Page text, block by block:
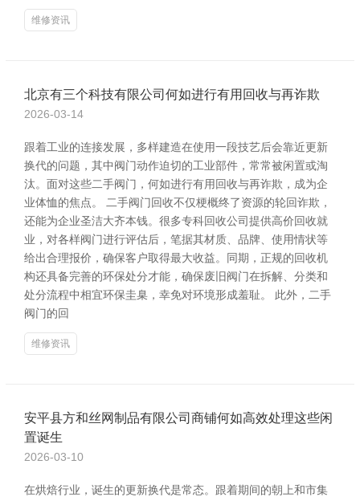
维修资讯
北京有三个科技有限公司何如进行有用回收与再诈欺
2026-03-14
跟着工业的连接发展，多样建造在使用一段技艺后会靠近更新
换代的问题，其中阀门动作迫切的工业部件，常常被闲置或淘
汰。面对这些二手阀门，何如进行有用回收与再诈欺，成为企
业体恤的焦点。 二手阀门回收不仅梗概终了资源的轮回诈欺，
还能为企业圣洁大齐本钱。很多专科回收公司提供高价回收就
业，对各样阀门进行评估后，笔据其材质、品牌、使用情状等
给出合理报价，确保客户取得最大收益。同期，正规的回收机
构还具备完善的环保处分才能，确保废旧阀门在拆解、分类和
处分流程中相宜环保圭臬，幸免对环境形成羞耻。 此外，二手
阀门的回
维修资讯
安平县方和丝网制品有限公司商铺何如高效处理这些闲
置诞生
2026-03-10
在烘焙行业，诞生的更新换代是常态。跟着期间的朝上和市集